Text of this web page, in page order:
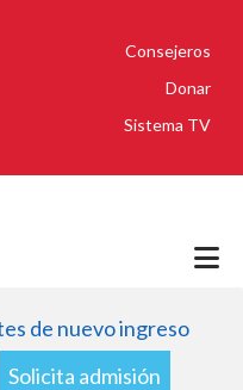
Consejeros
Donar
Sistema TV
de nuevo ingreso
Solicita admisión